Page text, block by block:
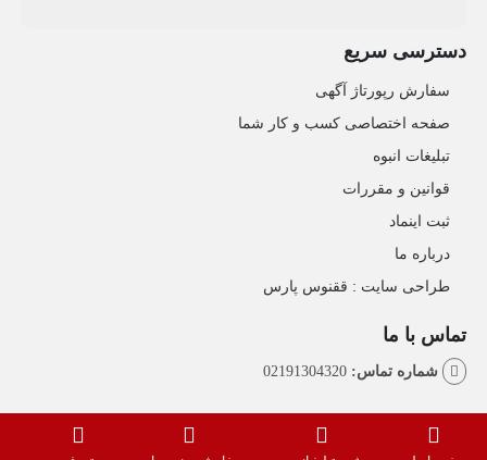
دسترسی سریع
سفارش رپورتاژ آگهی
صفحه اختصاصی کسب و کار شما
تبلیغات انبوه
قوانین و مقررات
ثبت اینماد
درباره ما
طراحی سایت : ققنوس پارس
تماس با ما
شماره تماس:02191304320